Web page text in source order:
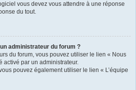
vous devez vous attendre à une réponse
du tout.
administrateur du forum ?
du forum, vous pouvez utiliser le lien « Nous
activé par un administrateur.
pouvez également utiliser le lien « L’équipe